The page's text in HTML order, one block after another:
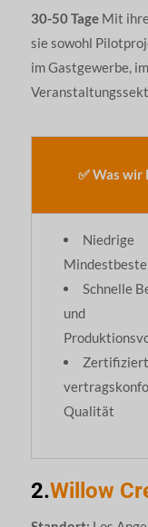
30-50 TageMit
sie sowohl
im Gastgewerbe,
✅ Was wir
Niedrige
Schnelle
und
Qualität
2.Willow